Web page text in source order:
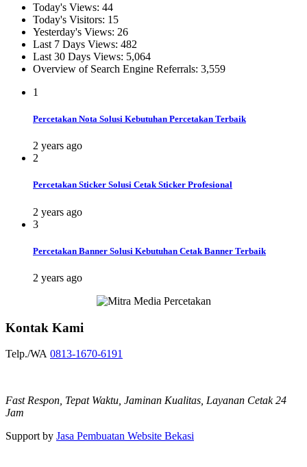
Today's Views: 44
Today's Visitors: 15
Yesterday's Views: 26
Last 7 Days Views: 482
Last 30 Days Views: 5,064
Overview of Search Engine Referrals: 3,559
1
Percetakan Nota Solusi Kebutuhan Percetakan Terbaik
2 years ago
2
Percetakan Sticker Solusi Cetak Sticker Profesional
2 years ago
3
Percetakan Banner Solusi Kebutuhan Cetak Banner Terbaik
2 years ago
Kontak Kami
Telp./WA 0813-1670-6191
Fast Respon, Tepat Waktu, Jaminan Kualitas, Layanan Cetak 24
Jam
Support by Jasa Pembuatan Website Bekasi